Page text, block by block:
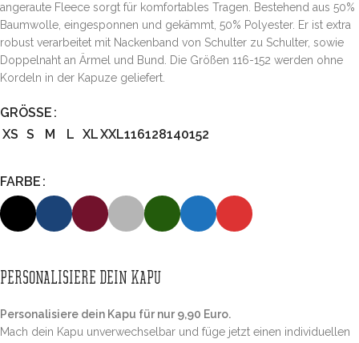
angeraute Fleece sorgt für komfortables Tragen. Bestehend aus 50%
Baumwolle, eingesponnen und gekämmt, 50% Polyester. Er ist extra
robust verarbeitet mit Nackenband von Schulter zu Schulter, sowie
Doppelnaht an Ärmel und Bund. Die Größen 116-152 werden ohne
Kordeln in der Kapuze geliefert.
GRÖSSE
XS S M L XLXXL116128140152
FARBE
PERSONALISIERE DEIN KAPU
Personalisiere dein Kapu für nur 9,90 Euro.
Mach dein Kapu unverwechselbar und füge jetzt einen individuellen